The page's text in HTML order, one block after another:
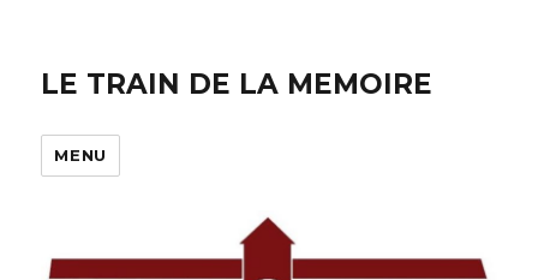
LE TRAIN DE LA MEMOIRE
MENU